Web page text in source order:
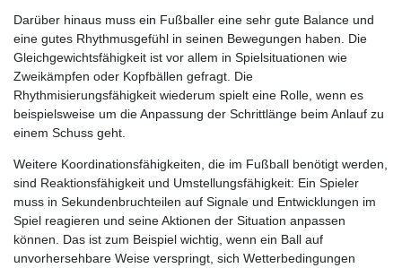
Darüber hinaus muss ein Fußballer eine sehr gute Balance und
eine gutes Rhythmusgefühl in seinen Bewegungen haben. Die
Gleichgewichtsfähigkeit ist vor allem in Spielsituationen wie
Zweikämpfen oder Kopfbällen gefragt. Die
Rhythmisierungsfähigkeit wiederum spielt eine Rolle, wenn es
beispielsweise um die Anpassung der Schrittlänge beim Anlauf zu
einem Schuss geht.
Weitere Koordinationsfähigkeiten, die im Fußball benötigt werden,
sind Reaktionsfähigkeit und Umstellungsfähigkeit: Ein Spieler
muss in Sekundenbruchteilen auf Signale und Entwicklungen im
Spiel reagieren und seine Aktionen der Situation anpassen
können. Das ist zum Beispiel wichtig, wenn ein Ball auf
unvorhersehbare Weise verspringt, sich Wetterbedingungen